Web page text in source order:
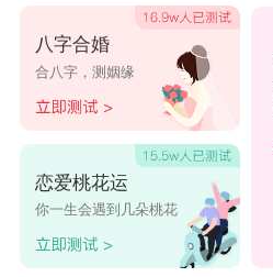
八字合婚
合八字，测姻缘
恋爱桃花运
你一生会遇到几朵桃花